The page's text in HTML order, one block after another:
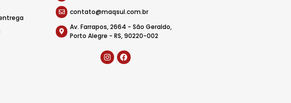
contato@maqsul.com.br
Av. Farrapos, 2664 - São Geraldo,
Porto Alegre - RS, 90220-002